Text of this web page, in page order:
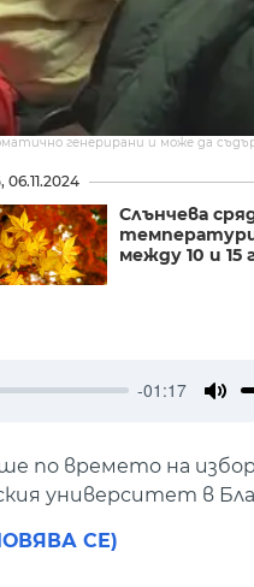
генерирани и може да
06.11.2024
Слънчева
между 10 и 15
-01:17
по времето на
университет в
СЕ)